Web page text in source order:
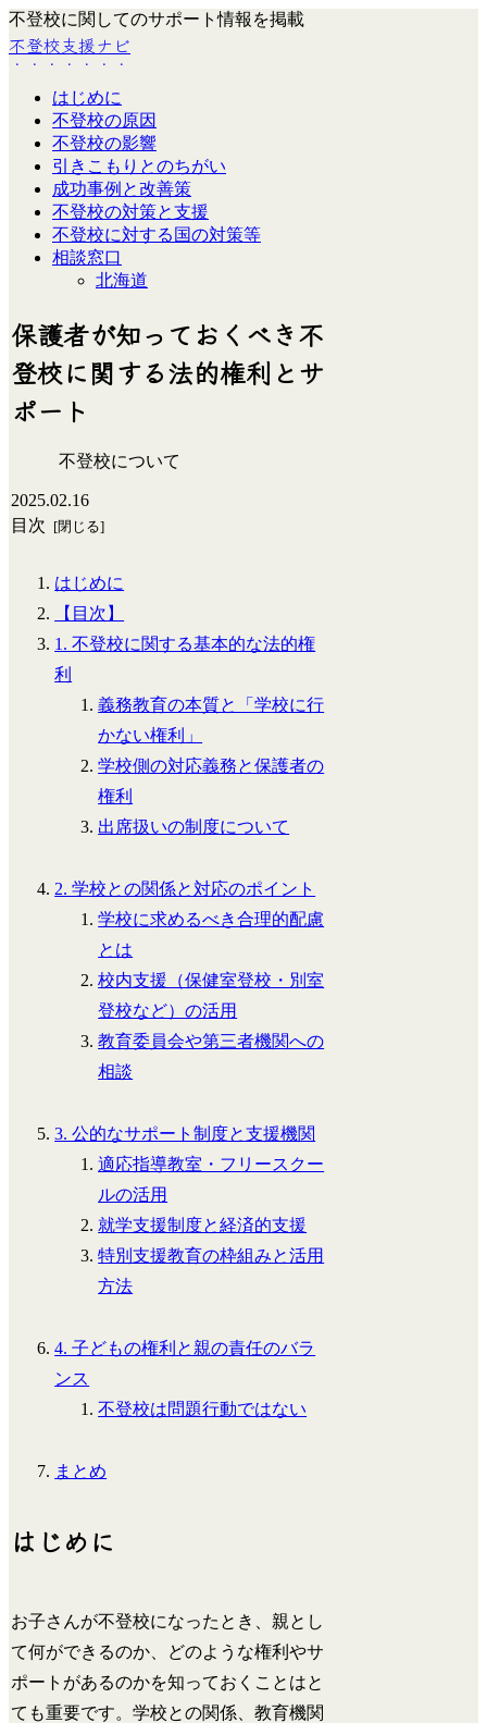
不登校に関してのサポート情報を掲載
不登校支援ナビ
はじめに
不登校の原因
不登校の影響
引きこもりとのちがい
成功事例と改善策
不登校の対策と支援
不登校に対する国の対策等
相談窓口
北海道
保護者が知っておくべき不
登校に関する法的権利とサ
ポート
不登校について
2025.02.16
目次
はじめに
【目次】
1. 不登校に関する基本的な法的権
利
義務教育の本質と「学校に行
かない権利」
学校側の対応義務と保護者の
権利
出席扱いの制度について
2. 学校との関係と対応のポイント
学校に求めるべき合理的配慮
とは
校内支援（保健室登校・別室
登校など）の活用
教育委員会や第三者機関への
相談
3. 公的なサポート制度と支援機関
適応指導教室・フリースクー
ルの活用
就学支援制度と経済的支援
特別支援教育の枠組みと活用
方法
4. 子どもの権利と親の責任のバラ
ンス
不登校は問題行動ではない
まとめ
はじめに
お子さんが不登校になったとき、親とし
て何ができるのか、どのような権利やサ
ポートがあるのかを知っておくことはと
ても重要です。学校との関係、教育機関